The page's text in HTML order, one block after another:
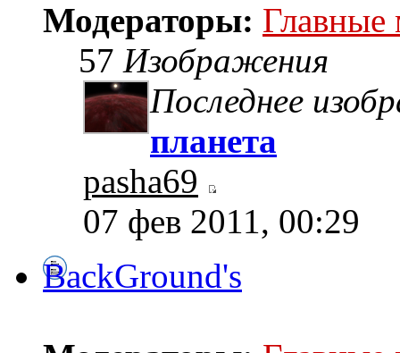
Модераторы: Главные
57 Изображения
Последнее
планета
pasha69
07 фев 2011, 00:29
BackGround's